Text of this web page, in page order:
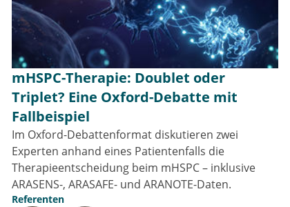
mHSPC-Therapie: Doublet oder
Triplet? Eine Oxford-Debatte mit
Fallbeispiel
Im Oxford-Debattenformat diskutieren zwei
Experten anhand eines Patientenfalls die
Therapieentscheidung beim mHSPC – inklusive
ARASENS-, ARASAFE- und ARANOTE-Daten.
Referenten